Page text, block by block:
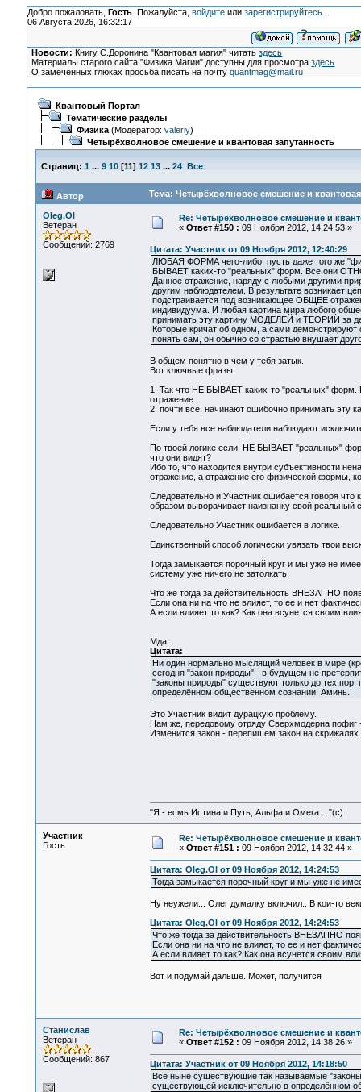
Добро пожаловать, Гость. Пожалуйста, войдитеили зарегистрируйтесь.
06 Августа 2026, 16:32:17
Новости: Книгу С.Доронина "Квантовая магия" читатьздесь
Материалы старого сайта "Физика Магии" доступны для просмотраздесь
О замеченных глюках просьба писать на почтуquantmag@mail.ru
Квантовый Портал
Тематические разделы
Физика(Модератор: valeriy)
Четырёхволновое смешение и квантовая запутанность
Страниц: 1 ... 9 10[11] 12 13 ... 24 Все
Автор Тема: Четырёхволновое смешение и
Oleg.Ol
Ветеран
Сообщений: 2769
Re: Четырёхволновое смешение и
« Ответ #150 : 09 Ноября 2012, 14:24:53 »
Цитата: Участник от 09 Ноября 2012, 12:40:29
ЛЮБАЯ ФОРМА чего-либо, пусть даже того же
БЫВАЕТ каких-то "реальных" форм. Все они
Данное отражение, наряду с любыми другими
другим наблюдателем. В результате возникает
подстраивается под возникающее ОБЩЕЕ
индивидуума. И любая картина мира любого
принимать эту картину МОДЕЛЕЙ и ТЕОРИЙ за
Которые кричат об одном, а сами
понять сам, он обычно со страстью внушает
В общем понятно в чем у тебя затык.
Вот ключвые фразы:
1. Так что НЕ БЫВАЕТ каких-то "реальных"
отражение.
2. почти все, начинают ошибочно принимать
Если у тебя все наблюдатели наблюдают
По твоей логике если НЕ БЫВАЕТ "реальных"
что они видят?
Ибо то, что находится внутри субъективности
отражение, а отражение его физической формы,
Следовательно и Участник ошибается говоря
образом выворачивает наизнанку свой
Следовательно Участник ошибается в логике.
Единственный способ логически увязать твои
Тогда замыкается порочный круг и мы уже не
систему уже ничего не затолкать.
Что же тогда за действительность ВНЕЗАПНО
Если она ни на что не влияет, то ее и нет
А если влияет то как? Как она всунется своим
Мда.
Цитата:
Ни один нормально мыслящий человек в мире
сегодня "закон природы" - в будущем не
"законы природы" существуют только до тех
определённом общественном сознании. Аминь.
Это Участник видит дурацкую проблему.
Нам же, передовому отряду Сверхмодерна пофиг
Изменится закон - перепишем закон на
"Я - есмь Истина и Путь, Альфа и Омега ..."(с)
Участник
Гость
Re: Четырёхволновое смешение и
« Ответ #151 : 09 Ноября 2012, 14:32:44 »
Цитата: Oleg.Ol от 09 Ноября 2012, 14:24:53
Тогда замыкается порочный круг и мы уже не
Ну неужели... Олег думалку включил.. В кои-то
Цитата: Oleg.Ol от 09 Ноября 2012, 14:24:53
Что же тогда за действительность ВНЕЗАПНО
Если она ни на что не влияет, то ее и нет
А если влияет то как? Как она всунется своим
Вот и подумай дальше. Может, получится
Станислав
Ветеран
Сообщений: 867
Re: Четырёхволновое смешение и
« Ответ #152 : 09 Ноября 2012, 14:38:26 »
Цитата: Участник от 09 Ноября 2012, 14:18:50
Все ныне существующие так называемые
существующей исключительно в определённом